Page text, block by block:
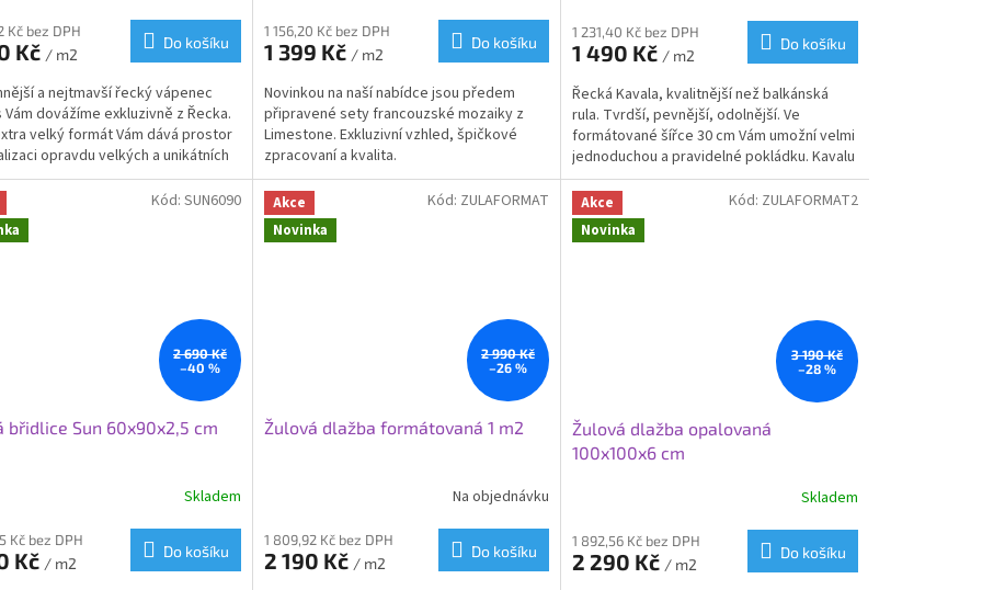
Kč bez DPH
Kč / m2
Do košíku
a nejtmavší řecký vápenec
Vám dovážíme exkluzivně z Řecka.
velký formát Vám dává prostor
opravdu velkých a unikátních
Vytěženo, naformátovano na
60x90 cm a nakonec jemně
Kvalita bez kompromisu
problémů zatěžované plochy,
1 156,20 Kč bez DPH
1 399 Kč / m2
Do košíku
Novinkou na naší nabídce jsou předem
připravené sety francouzské mozaiky z
Limestone. Exkluzivní vzhled, špičkové
zpracovaní a kvalita.
IHNED k odběru! Bez nutnosti čekání na
výrobu formátu na míru.
Skladem doprodej už jenom omezené
1 231,40 Kč bez DPH
1 490 Kč / m2
Do košíku
Řecká Kavala, kvalitnější než balkánská
rula. Tvrdší, pevnější, odolnější. Ve
formátované šířce 30 cm Vám umožní velmi
jednoduchou a pravidelné pokládku. Kavalu
můžete usadit do pískovo-štěrkového
lože, nivelační malty nebo čerstvého
betonu.
2 690 Kč
–40 %
břidlice Sun 60x90x2,5 cm
Skladem
Kč bez DPH
Kč / m2
Do košíku
Kód: SUN6090
Akce
Novinka
2 990 Kč
–26 %
Žulová dlažba formátovaná 1 m2
produktu
je
Na objednávku
1 809,92 Kč bez DPH
2 190 Kč / m2
Do košíku
Kód: ZULAFORMAT
Akce
Novinka
3 190 Kč
–28 %
Žulová dlažba opalovaná
100x100x6 cm
Skladem
1 892,56 Kč bez DPH
2 290 Kč / m2
Do košíku
Kód: ZULAFORMAT2